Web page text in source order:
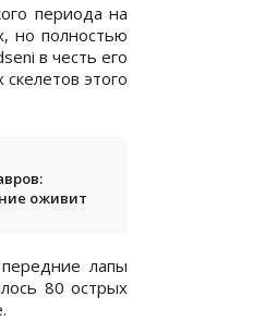
периода на
но полностью
в честь его
этого
оживит
лапы
80 острых